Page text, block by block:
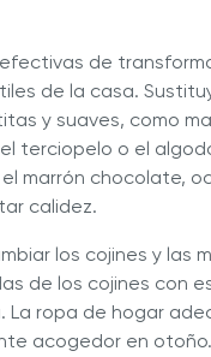
de
de la casa.
y suaves, como
terciopelo o el
marrón chocolate,
calidez.
los cojines y las
de los cojines con
La ropa de hogar
acogedor en otoño.